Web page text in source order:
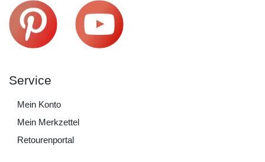
Service
Mein Konto
Mein Merkzettel
Retourenportal